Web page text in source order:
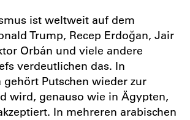
ist weltweit auf dem
Trump, Recep Erdoğan, Jair
Orbán und viele andere
verdeutlichen das. In
gehört Putschen wieder zur
wird, genauso wie in Ägypten,
In mehreren arabischen